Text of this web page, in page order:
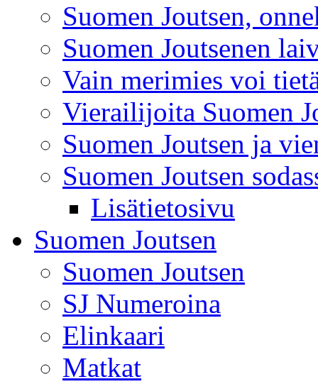
Suomen Joutsen,
Suomen Joutsenen
Vain merimies voi
Vierailijoita Suomen
Suomen Joutsen ja
Suomen Joutsen
Lisätietosivu
Suomen Joutsen
Suomen Joutsen
SJ Numeroina
Elinkaari
Matkat